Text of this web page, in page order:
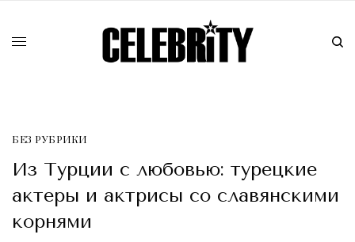
БЕЗ РУБРИКИ
Из Турции с любовью: турецкие
актеры и актрисы со славянскими
корнями